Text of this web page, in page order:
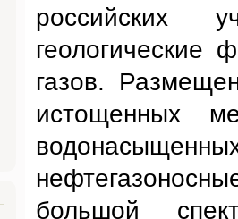
российских
геологические
газов.
истощенных
большой